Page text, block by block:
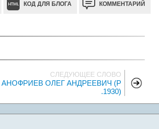
КОД ДЛЯ БЛОГА КОММЕНТАРИЙ
СЛЕДУЮЩЕЕ СЛОВО
АНОФРИЕВ ОЛЕГ АНДРЕЕВИЧ (Р
.1930)